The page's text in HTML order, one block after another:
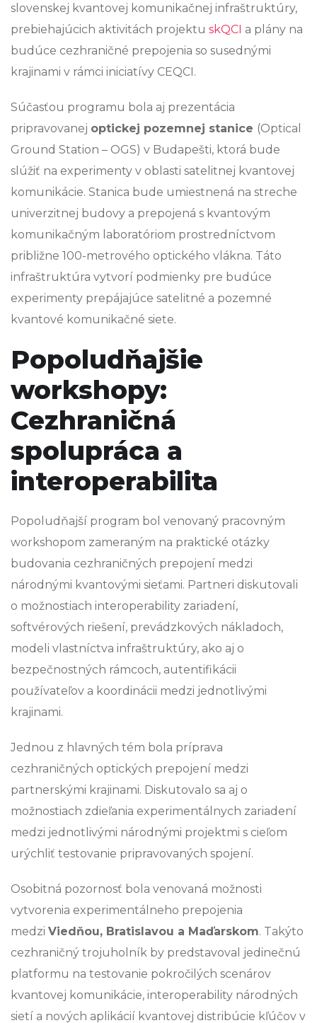
slovenskej kvantovej komunikačnej infraštruktúry,
prebiehajúcich aktivitách projektu skQCI a plány na
budúce cezhraničné prepojenia so susednými
krajinami v rámci iniciatívy CEQCI.
Súčasťou programu bola aj prezentácia
pripravovanej optickej pozemnej stanice (Optical
Ground Station – OGS) v Budapešti, ktorá bude
slúžiť na experimenty v oblasti satelitnej kvantovej
komunikácie. Stanica bude umiestnená na streche
univerzitnej budovy a prepojená s kvantovým
komunikačným laboratóriom prostredníctvom
približne 100-metrového optického vlákna. Táto
infraštruktúra vytvorí podmienky pre budúce
experimenty prepájajúce satelitné a pozemné
kvantové komunikačné siete.
Popoludňajšie
workshopy:
Cezhraničná
spolupráca a
interoperabilita
Popoludňajší program bol venovaný pracovným
workshopom zameraným na praktické otázky
budovania cezhraničných prepojení medzi
národnými kvantovými sieťami. Partneri diskutovali
o možnostiach interoperability zariadení,
softvérových riešení, prevádzkových nákladoch,
modeli vlastníctva infraštruktúry, ako aj o
bezpečnostných rámcoch, autentifikácii
používateľov a koordinácii medzi jednotlivými
krajinami.
Jednou z hlavných tém bola príprava
cezhraničných optických prepojení medzi
partnerskými krajinami. Diskutovalo sa aj o
možnostiach zdieľania experimentálnych zariadení
medzi jednotlivými národnými projektmi s cieľom
urýchliť testovanie pripravovaných spojení.
Osobitná pozornosť bola venovaná možnosti
vytvorenia experimentálneho prepojenia
medzi Viedňou, Bratislavou a Maďarskom. Takýto
cezhraničný trojuholník by predstavoval jedinečnú
platformu na testovanie pokročilých scenárov
kvantovej komunikácie, interoperability národných
sietí a nových aplikácií kvantovej distribúcie kľúčov v